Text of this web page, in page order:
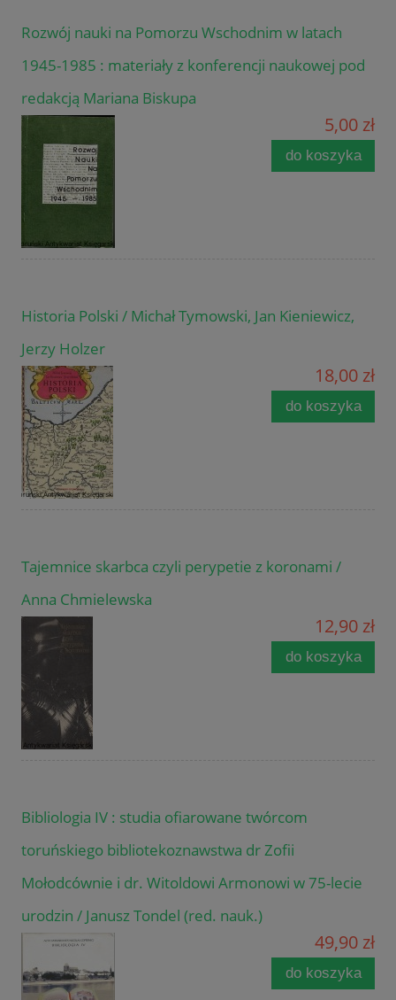
Rozwój nauki na Pomorzu Wschodnim w latach
1945-1985 : materiały z konferencji naukowej pod
redakcją Mariana Biskupa
5,00 zł
do koszyka
Historia Polski / Michał Tymowski, Jan Kieniewicz,
Jerzy Holzer
18,00 zł
do koszyka
Tajemnice skarbca czyli perypetie z koronami /
Anna Chmielewska
12,90 zł
do koszyka
Bibliologia IV : studia ofiarowane twórcom
toruńskiego bibliotekoznawstwa dr Zofii
Mołodcównie i dr. Witoldowi Armonowi w 75-lecie
urodzin / Janusz Tondel (red. nauk.)
49,90 zł
do koszyka